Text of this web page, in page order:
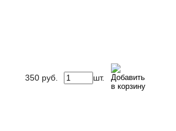
350 руб. шт.